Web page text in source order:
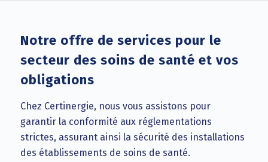
Notre offre de services pour le
secteur des soins de santé et vos
obligations
Chez Certinergie, nous vous assistons pour
garantir la conformité aux réglementations
strictes, assurant ainsi la sécurité des installations
des établissements de soins de santé.